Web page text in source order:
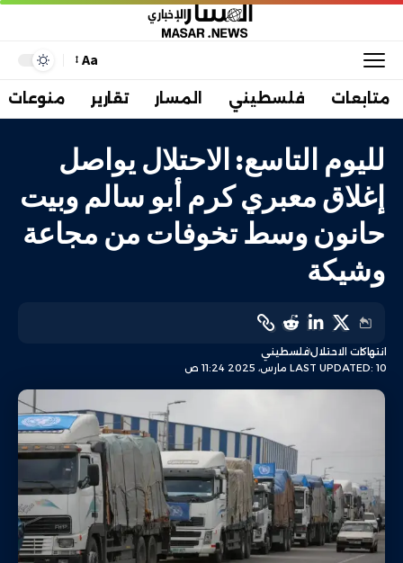
Aa
متابعات فلسطيني المسار تقارير منوعات
لليوم التاسع: الاحتلال يواصل
إغلاق معبري كرم أبو سالم وبيت
حانون وسط تخوفات من مجاعة
وشيكة
LAST UPDATED: 10 مارس، 2025 11:24 ص
انتهاكات الاحتلالفلسطيني